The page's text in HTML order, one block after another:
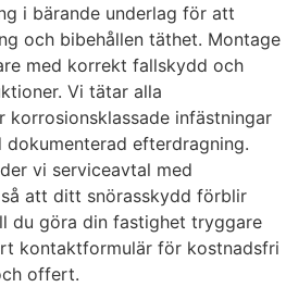
i bärande underlag för att
och bibehållen täthet. Montage
med korrekt fallskydd och
Vi tätar alla
korrosionsklassade infästningar
efterdragning.
vi serviceavtal med
att ditt snörasskydd förblir
du göra din fastighet tryggare
kontaktformulär för kostnadsfri
offert.